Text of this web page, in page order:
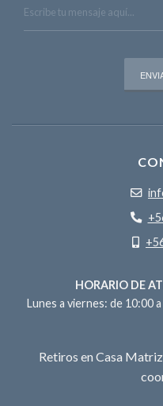
HORARIO DE
Lunes a viernes: de 10:00
Retiros en Casa